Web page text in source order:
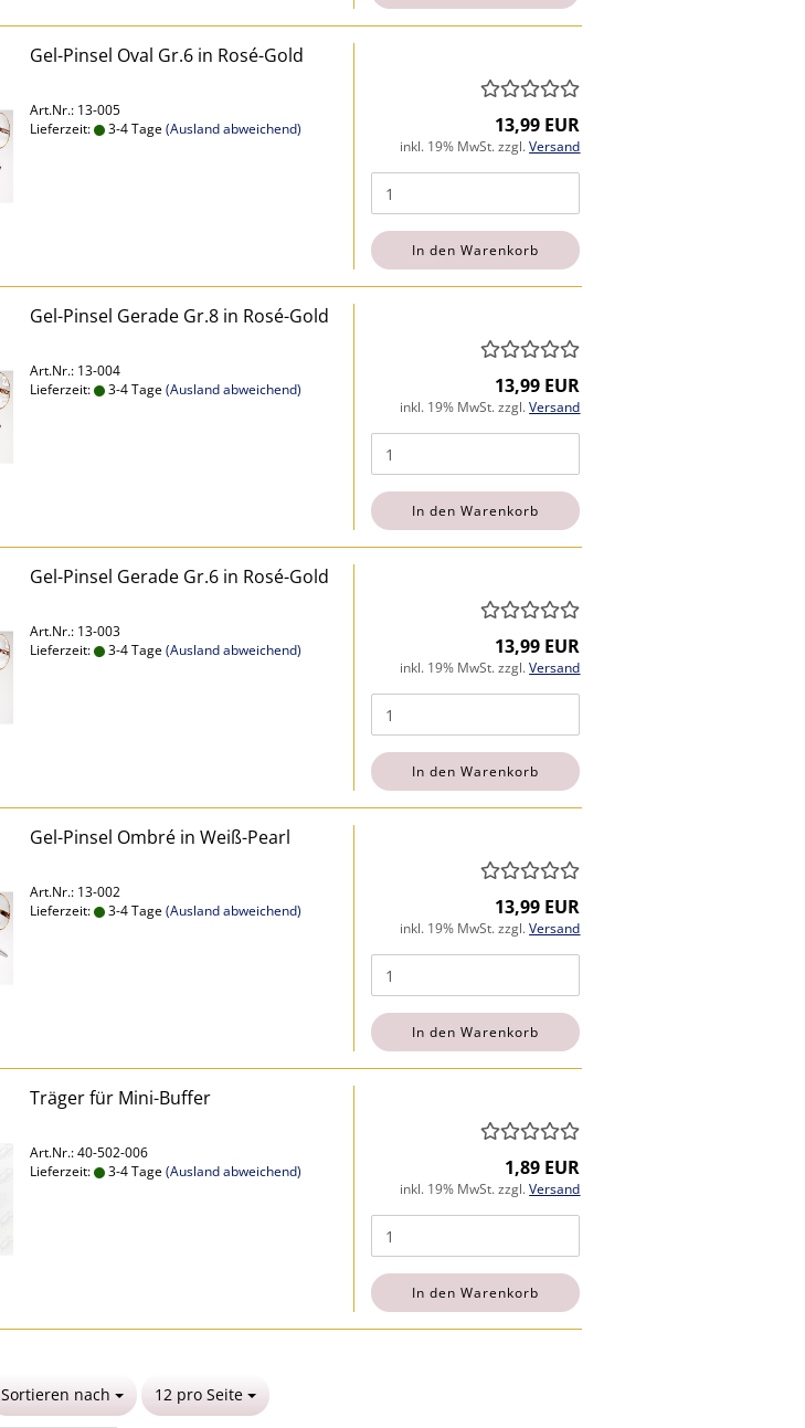
Gel-Pinsel Oval Gr.6 in Rosé-Gold
Art.Nr.: 13-005
Lieferzeit:
3-4 Tage(Ausland abweichend) 13,99 EUR
inkl. 19% MwSt. zzgl.Versand
In den Warenkorb
Gel-Pinsel Gerade Gr.8 in Rosé-Gold
Art.Nr.: 13-004
Lieferzeit:
3-4 Tage(Ausland abweichend) 13,99 EUR
inkl. 19% MwSt. zzgl.Versand
In den Warenkorb
Gel-Pinsel Gerade Gr.6 in Rosé-Gold
Art.Nr.: 13-003
Lieferzeit:
3-4 Tage(Ausland abweichend) 13,99 EUR
inkl. 19% MwSt. zzgl.Versand
In den Warenkorb
Gel-Pinsel Ombré in Weiß-Pearl
Art.Nr.: 13-002
Lieferzeit:
3-4 Tage(Ausland abweichend) 13,99 EUR
inkl. 19% MwSt. zzgl.Versand
In den Warenkorb
Träger für Mini-Buffer
Art.Nr.: 40-502-006
Lieferzeit:
3-4 Tage(Ausland abweichend) 1,89 EUR
inkl. 19% MwSt. zzgl.Versand
In den Warenkorb
Sortieren nach
Sortieren nach 12 pro Seite
pro Seite